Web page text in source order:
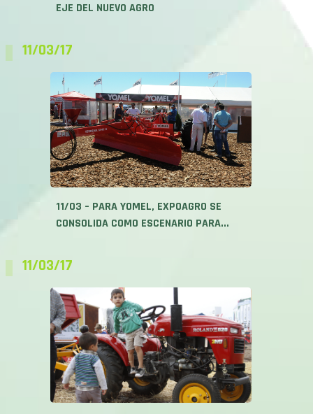
EJE DEL NUEVO AGRO
11/03/17
11/03 – PARA YOMEL, EXPOAGRO SE
CONSOLIDA COMO ESCENARIO PARA...
11/03/17